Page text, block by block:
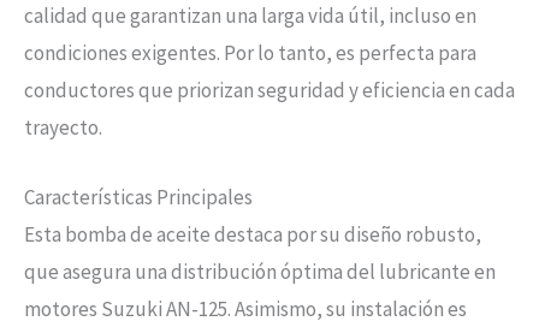
calidad que garantizan una larga vida útil, incluso en
condiciones exigentes. Por lo tanto, es perfecta para
conductores que priorizan seguridad y eficiencia en cada
trayecto.
Características Principales
Esta bomba de aceite destaca por su diseño robusto,
que asegura una distribución óptima del lubricante en
motores Suzuki AN-125. Asimismo, su instalación es